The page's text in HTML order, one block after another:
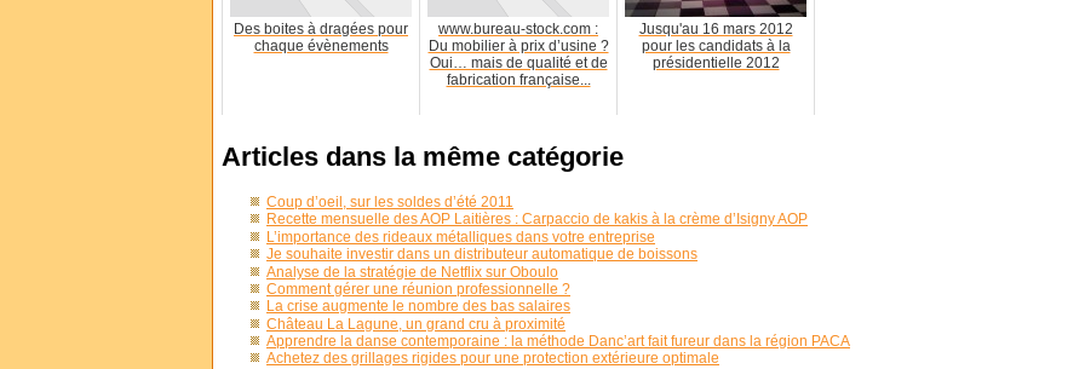
Des boites à dragées pour
chaque évènements
www.bureau-stock.com :
Du mobilier à prix d’usine ?
Oui… mais de qualité et de
fabrication française...
Jusqu'au 16 mars 2012
pour les candidats à la
présidentielle 2012
Articles dans la même catégorie
Coup d’oeil, sur les soldes d’été 2011
Recette mensuelle des AOP Laitières : Carpaccio de kakis à la crème d’Isigny AOP
L’importance des rideaux métalliques dans votre entreprise
Je souhaite investir dans un distributeur automatique de boissons
Analyse de la stratégie de Netflix sur Oboulo
Comment gérer une réunion professionnelle ?
La crise augmente le nombre des bas salaires
Château La Lagune, un grand cru à proximité
Apprendre la danse contemporaine : la méthode Danc’art fait fureur dans la région PACA
Achetez des grillages rigides pour une protection extérieure optimale